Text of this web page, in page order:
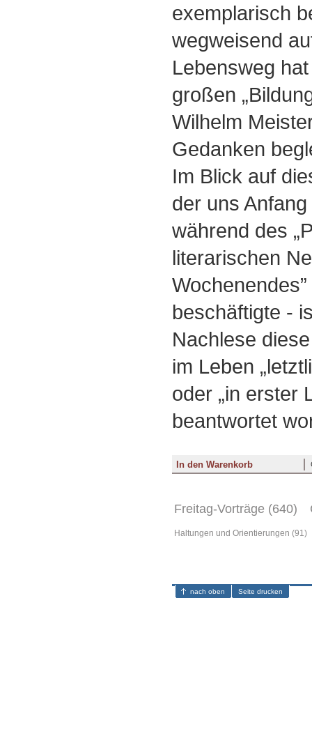
exemplarisch
wegweisend
Lebensweg
großen
Wilhelm
Gedanken
Im Blick auf
der uns
während des
literarischen
beschäftigte -
Nachlese
im Leben
oder „in erster
beantwortet
Freitag-Vorträge (640)
Haltungen und Orientierungen (91)
nach oben Seite drucken